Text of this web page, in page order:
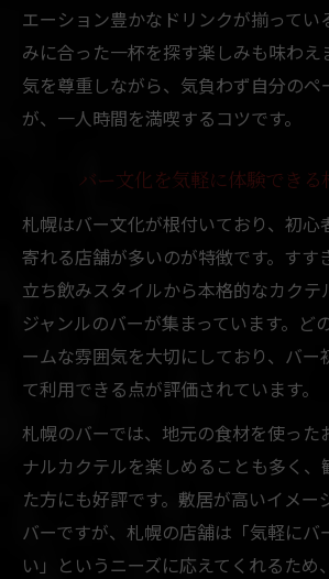
エーション豊かなドリンクが揃ってい
みに合った一杯を探す楽しみも味わえ
気を尊重しながら、気負わず自分のペ
が、一人時間を満喫するコツです。
バー文化を気軽に体験できる
札幌はバー文化が根付いており、初心
寄れる店舗が多いのが特徴です。すす
立ち飲みスタイルから本格的なカクテ
ジャンルのバーが集まっています。ど
ームな雰囲気を大切にしており、バー
て利用できる点が評価されています。
札幌のバーでは、地元の食材を使った
ナルカクテルを楽しめることも多く
た方にも好評です。敷居が高いイメー
バーですが、札幌の店舗は「気軽にバ
い」というニーズに応えてくれるため